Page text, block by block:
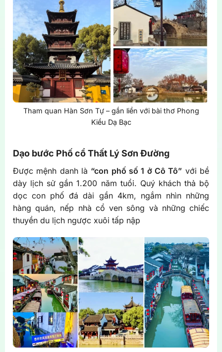
Tham quan Hàn Sơn Tự – gắn liền với bài thơ Phong
Kiều Dạ Bạc
Dạo bước Phố cổ Thất Lý Sơn Đường
Được mệnh danh là “con phố số 1 ở Cô Tô” với bề
dày lịch sử gần 1.200 năm tuổi. Quý khách thả bộ
dọc con phố đá dài gần 4km, ngắm nhìn những
hàng quán, nếp nhà cổ ven sông và những chiếc
thuyền du lịch ngược xuôi tấp nập